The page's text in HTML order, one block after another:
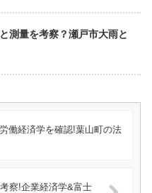
測量を考察？瀬戸市大雨と
働経済学を確認!葉山町の法
察!企業経済学&富士